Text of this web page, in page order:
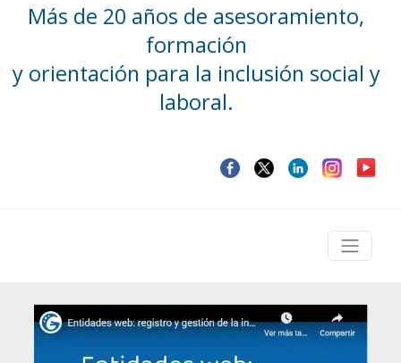
Más de 20 años de asesoramiento,
formación
y orientación para la inclusión social y
laboral.